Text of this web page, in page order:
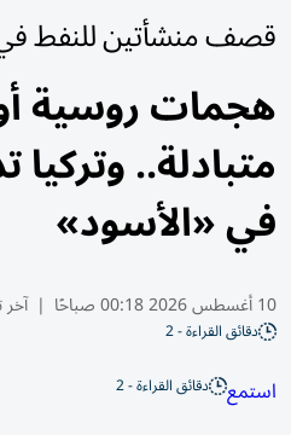
قصف منشأتين للنفط
هجمات روسية
متبادلة.. وتركيا
في «الأسود»
10 أغسطس 2026 00:18 صباحًا |
دقائق القراءة - 2
استمع دقائق القراءة - 2